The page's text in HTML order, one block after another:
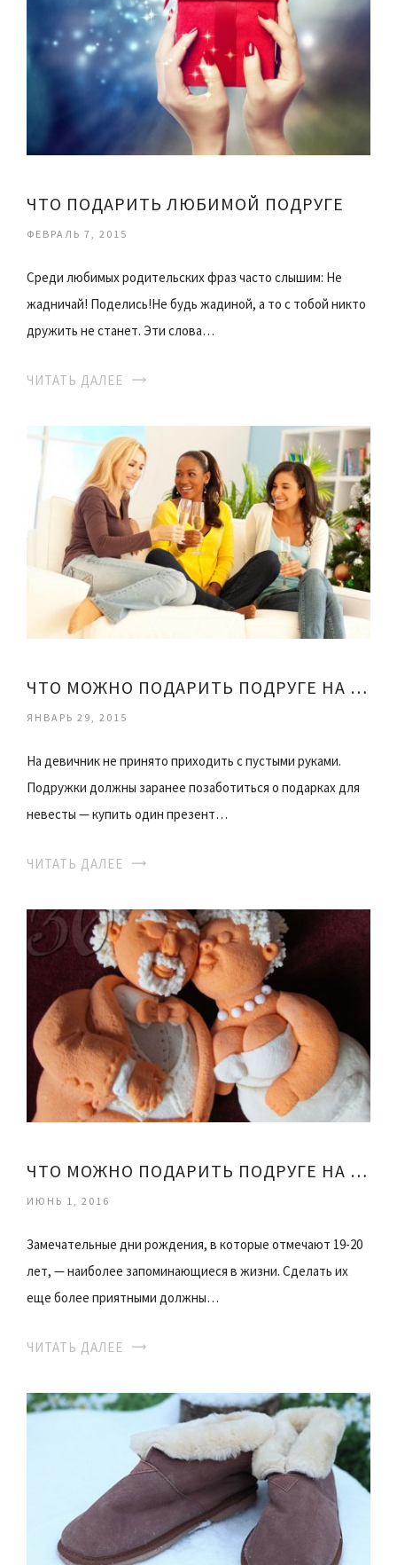
ЧТО ПОДАРИТЬ ЛЮБИМОЙ ПОДРУГЕ
ФЕВРАЛЬ 7, 2015
Среди любимых родительских фраз часто слышим: Не
жадничай! Поделись!Не будь жадиной, а то с тобой никто
дружить не станет. Эти слова…
ЧИТАТЬ ДАЛЕЕ
ЧТО МОЖНО ПОДАРИТЬ ПОДРУГЕ НА ДЕВИЧНИК
ЯНВАРЬ 29, 2015
На девичник не принято приходить с пустыми руками.
Подружки должны заранее позаботиться о подарках для
невесты — купить один презент…
ЧИТАТЬ ДАЛЕЕ
ЧТО МОЖНО ПОДАРИТЬ ПОДРУГЕ НА 20 ЛЕТ
ИЮНЬ 1, 2016
Замечательные дни рождения, в которые отмечают 19-20
лет, — наиболее запоминающиеся в жизни. Сделать их
еще более приятными должны…
ЧИТАТЬ ДАЛЕЕ